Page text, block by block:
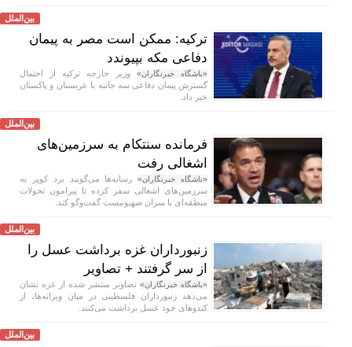
بین‌الملل
ترکیه: ممکن است مصر به پیمان
دفاعی مکه بپیوندد
«باشگاه خبرنگاران» وزیر خارجه ترکیه از احتمال
گسترش پیمان دفاعی سه جانبه با عربستان و پاکستان
خبر داد.
بین‌الملل
فرمانده سنتکام به سرزمین‌های
اشغالی رفت
«باشگاه خبرنگاران»رسانه‌ها می‌گویند برد کوپر به
سرزمین‌های اشغالی سفر کرده تا پیرامون تحولات
منطقه‌ای با سران صهیونیست گفت‌و‌گو کند.
بین‌الملل
زنبورداران غزه برداشت عسل را
از سر گرفتند + تصاویر
«باشگاه خبرنگاران» تصاویر منتشر شده از غزه نشان
می‌دهد زنبورداران فلسطینی در میان ویرانه‌ها، از
کندو‌های خود عسل برداشت می‌کنند.
بین‌الملل